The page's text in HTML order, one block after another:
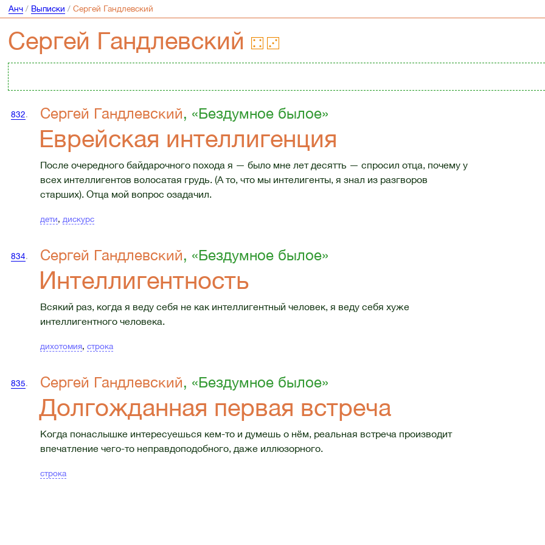
Анч/ Выписки / Сергей Гандлевский
Сергей Гандлевский
832. Сергей Гандлевский, «Бездумное былое»
Еврейская интеллигенция
После очередного байдарочного похода я — было мне лет десятть — спросил отца, почему у
всех интеллигентов волосатая грудь. (А то, что мы интелигенты, я знал из разгворов
старших). Отца мой вопрос озадачил.
дети,дискурс
834. Сергей Гандлевский, «Бездумное былое»
Интеллигентность
Всякий раз, когда я веду себя не как интеллигентный человек, я веду себя хуже
интеллигентного человека.
дихотомия,строка
835. Сергей Гандлевский, «Бездумное былое»
Долгожданная первая встреча
Когда понаслышке интересуешься кем-то и думешь о нём, реальная встреча производит
впечатление чего-то неправдоподобного, даже иллюзорного.
строка